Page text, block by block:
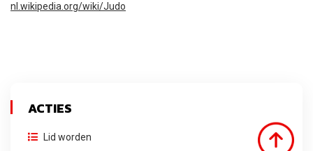
nl.wikipedia.org/wiki/Judo
ACTIES
Lid worden